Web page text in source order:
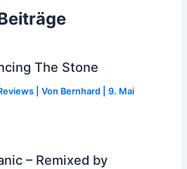
The Stone
| Von Bernhard |9. Mai
– Remixed by